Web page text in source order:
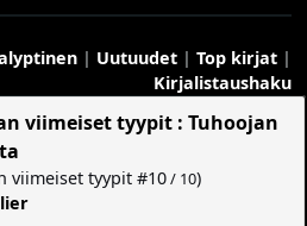
| Uutuudet| Top kirjat|
Kirjalistaushaku
viimeiset tyypit : Tuhoojan
viimeiset tyypit #10/ 10)